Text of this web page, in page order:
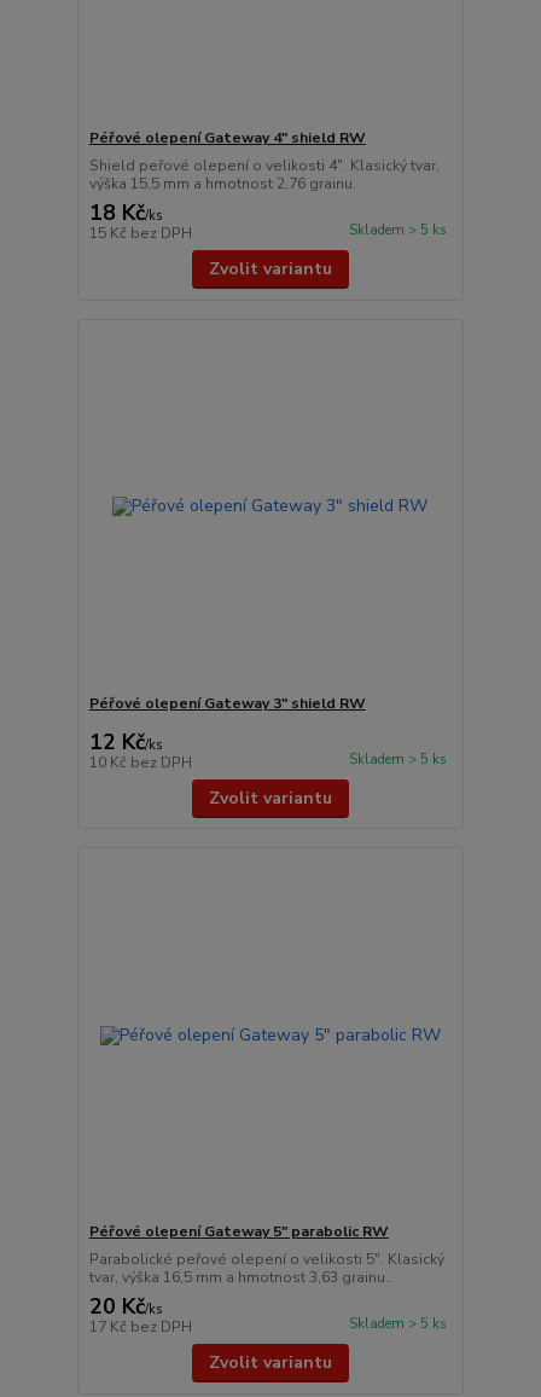
Péřové olepení Gateway 4" shield RW
Shield peřové olepení o velikosti 4″. Klasický tvar,
výška 15,5 mm a hmotnost 2,76 grainu.
18 Kč/ks
15 Kč bez DPH Skladem > 5 ks
Zvolit variantu
Péřové olepení Gateway 3" shield RW
12 Kč/ks
10 Kč bez DPH Skladem > 5 ks
Zvolit variantu
Péřové olepení Gateway 5" parabolic RW
Parabolické peřové olepení o velikosti 5″. Klasický
tvar, výška 16,5 mm a hmotnost 3,63 grainu..
20 Kč/ks
17 Kč bez DPH Skladem > 5 ks
Zvolit variantu